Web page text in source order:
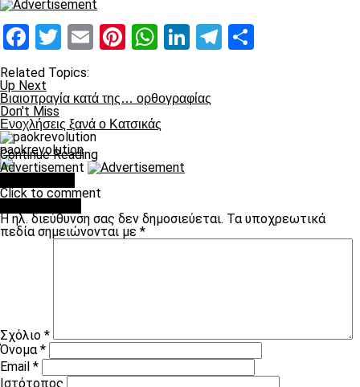
Facebook
Twitter
EmailPinterest
WhatsApp
LinkedIn
Telegram
Related Topics:
Up Next
Βιαιοπραγία κατά της… ορθογραφίας
Don't Miss
Ενοχλήσεις ξανά ο Κατσικάς
paokrevolution
Continue Reading
Advertisement
Click to comment
Η ηλ. διεύθυνση σας δεν δημοσιεύεται. Τα υποχρεωτικά
πεδία σημειώνονται με *
Σχόλιο *
Όνομα*
Email *
Ιστότοπος